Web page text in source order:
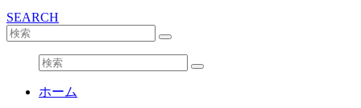
SEARCH
ホーム